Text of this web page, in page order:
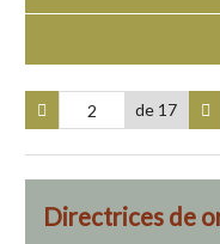
de 17
Directrices de